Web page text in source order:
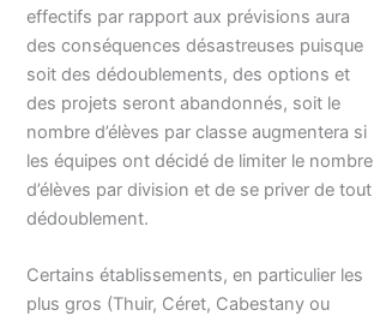
effectifs par rapport aux prévisions aura
des conséquences désastreuses puisque
soit des dédoublements, des options et
des projets seront abandonnés, soit le
nombre d’élèves par classe augmentera si
les équipes ont décidé de limiter le nombre
d’élèves par division et de se priver de tout
dédoublement.
Certains établissements, en particulier les
plus gros (Thuir, Céret, Cabestany ou